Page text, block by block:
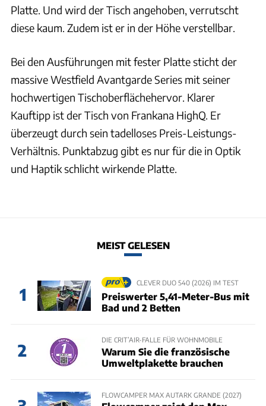
Platte. Und wird der Tisch angehoben, verrutscht
diese kaum. Zudem ist er in der Höhe verstellbar.
Bei den Ausführungen mit fester Platte sticht der
massive Westfield Avantgarde Series mit seiner
hochwertigen Tischoberflächehervor. Klarer
Kauftipp ist der Tisch von Frankana HighQ. Er
überzeugt durch sein tadelloses Preis-Leistungs-
Verhältnis. Punktabzug gibt es nur für die in Optik
und Haptik schlicht wirkende Platte.
MEIST GELESEN
1
CLEVER DUO 540 (2026) IM TEST
Preiswerter 5,41-Meter-Bus mit
Bad und 2 Betten
2
DIE CRIT’AIR-FALLE FÜR WOHNMOBILE
Warum Sie die französische
Umweltplakette brauchen
FLOWCAMPER MAX AUTARK GRANDE (2027)